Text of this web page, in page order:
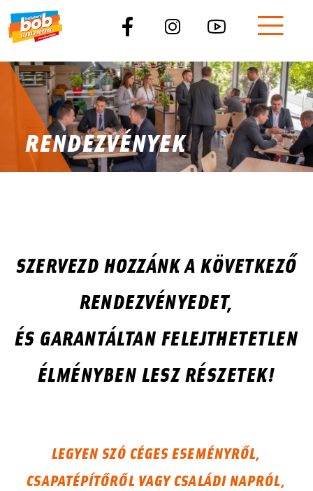
RENDEZVÉNYEK
SZERVEZD HOZZÁNK A KÖVETKEZŐ
RENDEZVÉNYEDET,
ÉS GARANTÁLTAN FELEJTHETETLEN
ÉLMÉNYBEN LESZ RÉSZETEK!
LEGYEN SZÓ CÉGES ESEMÉNYRŐL,
CSAPATÉPÍTŐRŐL VAGY CSALÁDI NAPRÓL,